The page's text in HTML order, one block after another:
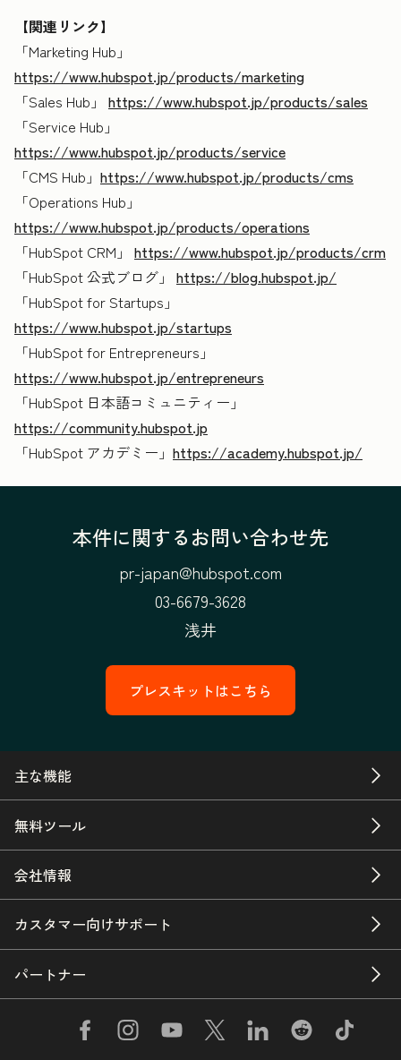
【関連リンク】
「Marketing Hub」
https://www.hubspot.jp/products/marketing
「Sales Hub」 https://www.hubspot.jp/products/sales
「Service Hub」
https://www.hubspot.jp/products/service
「CMS Hub」 https://www.hubspot.jp/products/cms
「Operations Hub」
https://www.hubspot.jp/products/operations
「HubSpot CRM」 https://www.hubspot.jp/products/crm
「HubSpot 公式ブログ」 https://blog.hubspot.jp/
「HubSpot for Startups」
https://www.hubspot.jp/startups
「HubSpot for Entrepreneurs」
https://www.hubspot.jp/entrepreneurs
「HubSpot 日本語コミュニティー」
https://community.hubspot.jp
「HubSpot アカデミー」 https://academy.hubspot.jp/
本件に関するお問い合わせ先
pr-japan@hubspot.com
03-6679-3628
浅井
プレスキットはこちら
主な機能
無料ツール
会社情報
カスタマー向けサポート
パートナー